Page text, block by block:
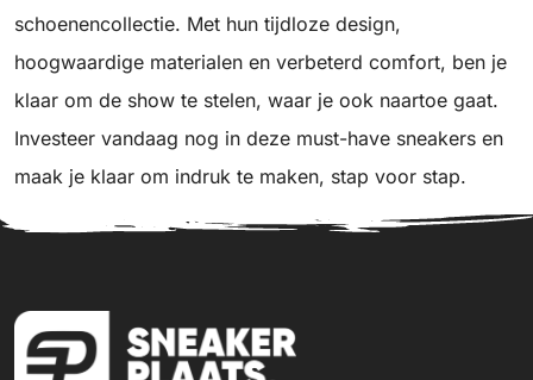
schoenencollectie. Met hun tijdloze design,
hoogwaardige materialen en verbeterd comfort, ben je
klaar om de show te stelen, waar je ook naartoe gaat.
Investeer vandaag nog in deze must-have sneakers en
maak je klaar om indruk te maken, stap voor stap.